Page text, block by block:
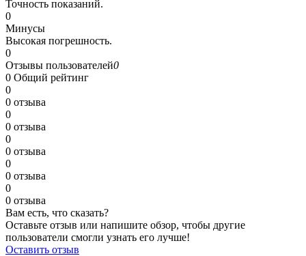
Точность показаний.
0
Минусы
Высокая погрешность.
0
Отзывы пользователей0
0 Общий рейтинг
0
0 отзыва
0
0 отзыва
0
0 отзыва
0
0 отзыва
0
0 отзыва
Вам есть, что сказать?
Оставьте отзыв или напишите обзор, чтобы другие
пользователи смогли узнать его лучше!
Оставить отзыв